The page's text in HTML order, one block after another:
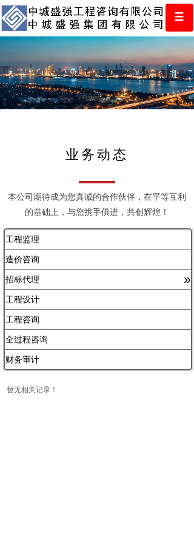
本公司期待成为您真诚的合作伙伴，在平等互利
的基础上，与您携手俱进，共创辉煌！
业务动态
工程监理
造价咨询
招标代理 »
工程设计
工程咨询
全过程咨询
财务审计
暂无相关记录！